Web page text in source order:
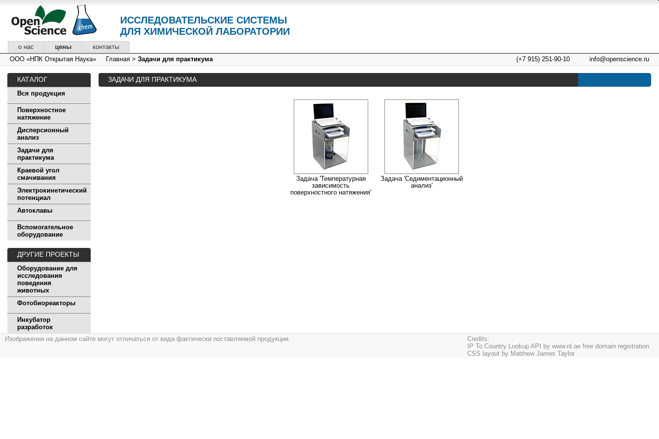
ИССЛЕДОВАТЕЛЬСКИЕ СИСТЕМЫ
ДЛЯ ХИМИЧЕСКОЙ ЛАБОРАТОРИИ
о нас цены
контакты
info@openscience.ru
(+7 915) 251-90-10
ООО «НПК Открытая Наука» Главная > Задачи для практикума
КАТАЛОГ
Вся продукция
Поверхностное
натяжение
Дисперсионный
анализ
Задачи для
практикума
Краевой угол
смачивания
Электрокинетический
потенциал
Автоклавы
Вспомогательное
оборудование
ДРУГИЕ ПРОЕКТЫ
Оборудование для
исследования
поведения
животных
Фотобиореакторы
Инкубатор
разработок
ЗАДАЧИ ДЛЯ ПРАКТИКУМА
Задача 'Температурная
зависимость
поверхностного натяжения'
Задача 'Седиментационный
анализ'
Изображения на данном сайте могут отличаться от вида фактически поставляемой продукции.
Credits:
IP To Country Lookup API by www.nl.ae free domain registration
CSS layout by Matthew James Taylor